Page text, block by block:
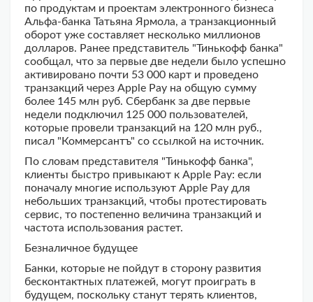
по продуктам и проектам электронного бизнеса
Альфа-банка Татьяна Ярмола, а транзакционный
оборот уже составляет несколько миллионов
долларов. Ранее представитель "Тинькофф банка"
сообщал, что за первые две недели было успешно
активировано почти 53 000 карт и проведено
транзакций через Apple Pay на общую сумму
более 145 млн руб. Сбербанк за две первые
недели подключил 125 000 пользователей,
которые провели транзакций на 120 млн руб.,
писал "Коммерсантъ" со ссылкой на источник.
По словам представителя "Тинькофф банка",
клиенты быстро привыкают к Apple Pay: если
поначалу многие используют Apple Pay для
небольших транзакций, чтобы протестировать
сервис, то постепенно величина транзакций и
частота использования растет.
Безналичное будущее
Банки, которые не пойдут в сторону развития
бесконтактных платежей, могут проиграть в
будущем, поскольку станут терять клиентов,